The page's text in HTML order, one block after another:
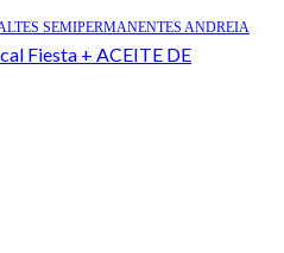
SEMIPERMANENTES ANDREIA
Fiesta + ACEITE DE